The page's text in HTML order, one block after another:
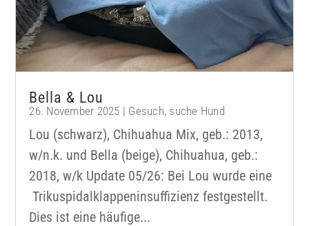
Bella & Lou
26. November 2025 | Gesuch, suche Hund
Lou (schwarz), Chihuahua Mix, geb.: 2013,
w/n.k. und Bella (beige), Chihuahua, geb.:
2018, w/k Update 05/26: Bei Lou wurde eine
Trikuspidalklappeninsuffizienz festgestellt.
Dies ist eine häufige...